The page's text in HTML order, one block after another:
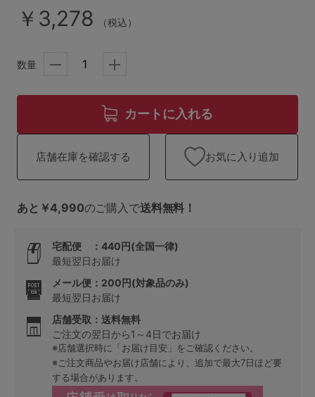
特集ページ
￥3,278 （税込）
数量
カートに入れる
店舗在庫を確認する お気に入り追加
あと￥4,990のご購入で送料無料！
宅配便 ：440円(全国一律)
最短翌日お届け
メール便：200円(対象品のみ)
最短翌日お届け
店舗受取：送料無料
ご注文の翌日から1～4日でお届け
※店舗選択時に「お届け目安」をご確認ください。
※ご注文商品やお届け店舗により、追加で最大7日ほど要
する場合があります。